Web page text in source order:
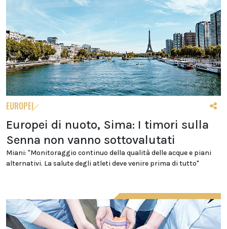
EUROPEI
Europei di nuoto, Sima: I timori sulla
Senna non vanno sottovalutati
Miani: "Monitoraggio continuo della qualità delle acque e piani
alternativi. La salute degli atleti deve venire prima di tutto"